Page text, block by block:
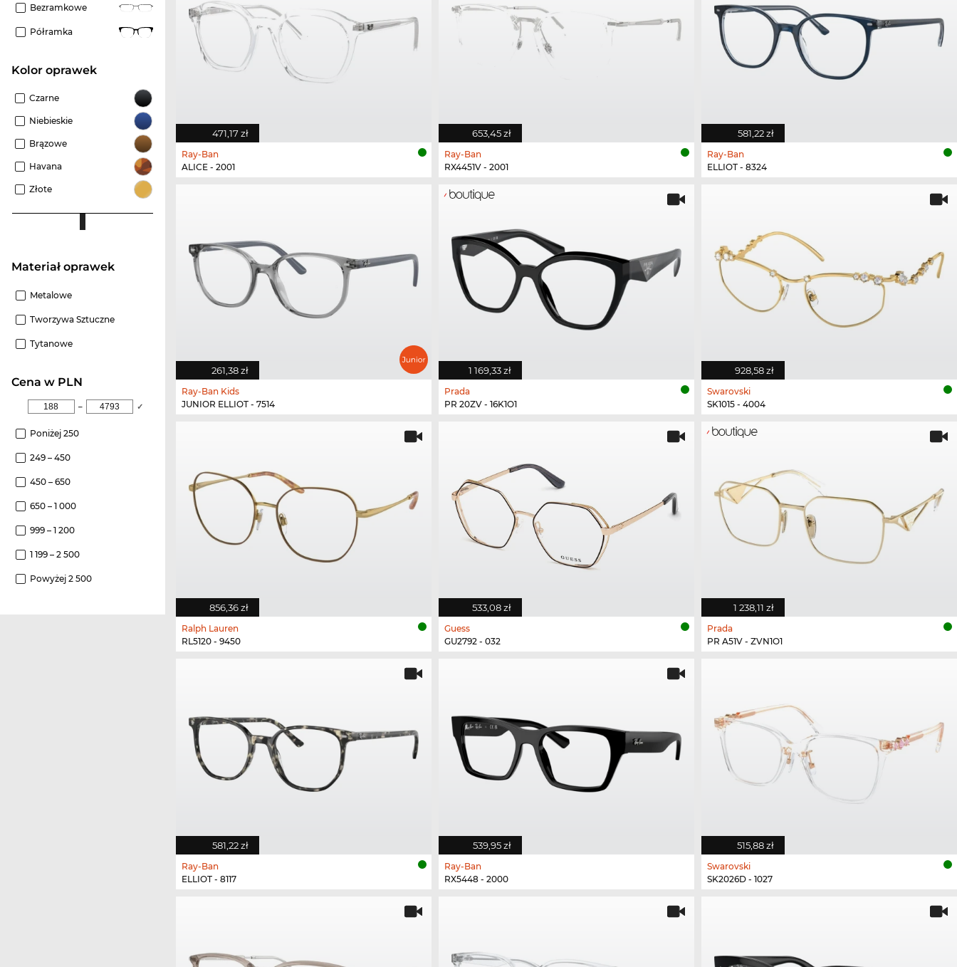
Bezramkowe
Półramka
kolor oprawek
Czarne
Niebieskie
Brązowe
Havana
Złote
Materiał oprawek
Metalowe
Tworzywa Sztuczne
Tytanowe
cena w PLN
– ✓
Poniżej 250
249 – 450
450 – 650
650 – 1 000
999 – 1 200
1 199 – 2 500
Powyżej 2 500
471,17 zł
Ray-Ban
ALICE - 2001
653,45 zł
Ray-Ban
RX4451V - 2001
581,22 zł
Ray-Ban
ELLIOT - 8324
261,38 zł
Ray-Ban Kids
JUNIOR ELLIOT - 7514
1 169,33 zł
Prada
PR 20ZV - 16K1O1
928,58 zł
Swarovski
SK1015 - 4004
856,36 zł
Ralph Lauren
RL5120 - 9450
533,08 zł
Guess
GU2792 - 032
1 238,11 zł
Prada
PR A51V - ZVN1O1
581,22 zł
Ray-Ban
ELLIOT - 8117
539,95 zł
Ray-Ban
RX5448 - 2000
515,88 zł
Swarovski
SK2026D - 1027